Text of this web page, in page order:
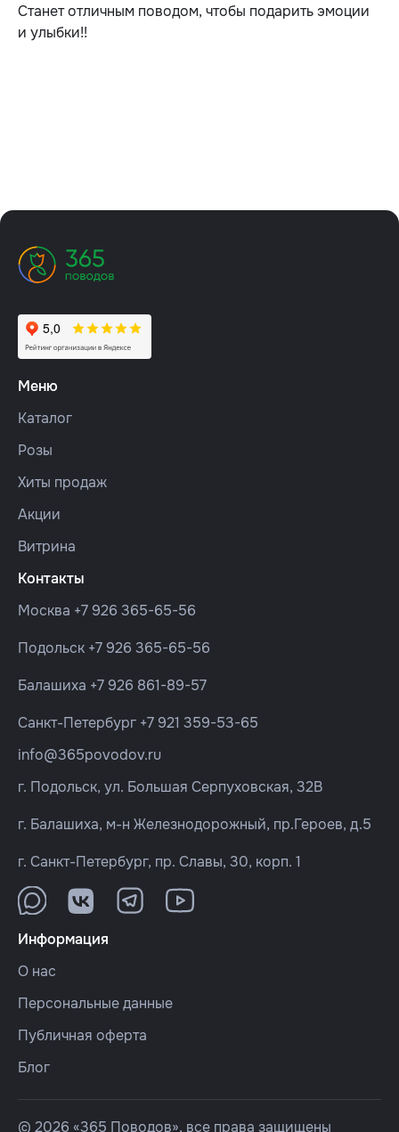
Станет отличным поводом, чтобы подарить эмоции
и улыбки!!
Меню
Каталог
Розы
Хиты продаж
Акции
Витрина
Контакты
Москва +7 926 365-65-56
Подольск +7 926 365-65-56
Балашиха +7 926 861-89-57
Санкт-Петербург +7 921 359-53-65
info@365povodov.ru
г. Подольск, ул. Большая Серпуховская, 32В
г. Балашиха, м-н Железнодорожный, пр.Героев, д.5
г. Санкт-Петербург, пр. Славы, 30, корп. 1
Информация
О нас
Персональные данные
Публичная оферта
Блог
© 2026 «365 Поводов», все права защищены